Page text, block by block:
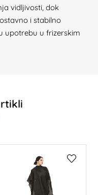
vidljivosti, dok
i stabilno
upotrebu u frizerskim